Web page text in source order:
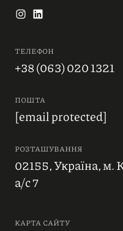
ТЕЛЕФОН
+38 (063) 020 1321
ПОШТА
[email protected]
РОЗТАШУВАННЯ
02155, Україна, м.
а/с 7
КАРТА САЙТУ